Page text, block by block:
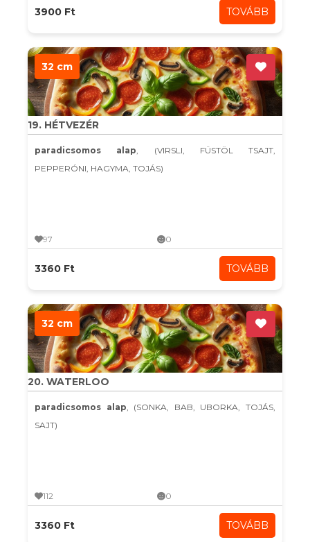
3900 Ft TOVÁBB
32 cm
19. HÉTVEZÉR
paradicsomos alap, (VIRSLI, FÜSTÖL TSAJT,
PEPPERÓNI, HAGYMA, TOJÁS)
97 0
3360 Ft TOVÁBB
32 cm
20. WATERLOO
paradicsomos alap, (SONKA, BAB, UBORKA, TOJÁS,
SAJT)
112 0
3360 Ft TOVÁBB